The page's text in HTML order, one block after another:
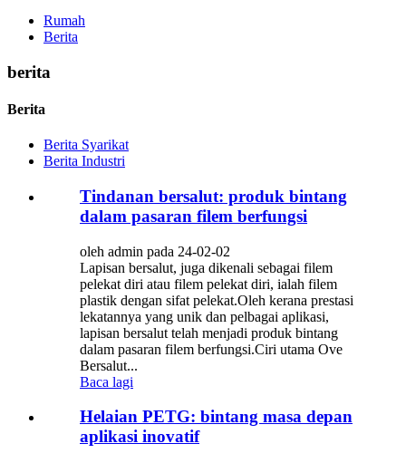
Rumah
Berita
berita
Berita
Berita Syarikat
Berita Industri
Tindanan bersalut: produk bintang
dalam pasaran filem berfungsi
oleh admin pada 24-02-02
Lapisan bersalut, juga dikenali sebagai filem
pelekat diri atau filem pelekat diri, ialah filem
plastik dengan sifat pelekat.Oleh kerana prestasi
lekatannya yang unik dan pelbagai aplikasi,
lapisan bersalut telah menjadi produk bintang
dalam pasaran filem berfungsi.Ciri utama Ove
Bersalut...
Baca lagi
Helaian PETG: bintang masa depan
aplikasi inovatif